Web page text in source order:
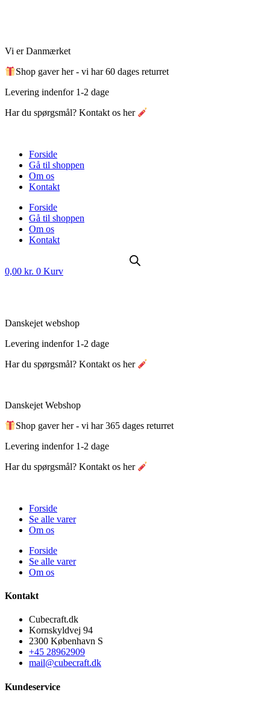
Vi er Danmærket
Shop gaver her - vi har 60 dages returret
Levering indenfor 1-2 dage
Har du spørgsmål? Kontakt os her
Forside
Gå til shoppen
Om os
Kontakt
Forside
Gå til shoppen
Om os
Kontakt
0,00 kr. 0 Kurv
Danskejet webshop
Levering indenfor 1-2 dage
Har du spørgsmål? Kontakt os her
Danskejet Webshop
Shop gaver her - vi har 365 dages returret
Levering indenfor 1-2 dage
Har du spørgsmål? Kontakt os her
Forside
Se alle varer
Om os
Forside
Se alle varer
Om os
Kontakt
Cubecraft.dk
Kornskyldvej 94
2300 København S
+45 28962909
mail@cubecraft.dk
Kundeservice